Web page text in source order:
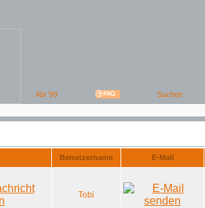
Benutzername E-Mail
Tobi